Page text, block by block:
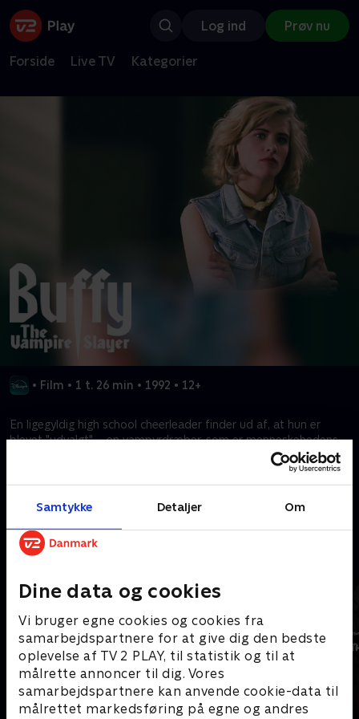
Samtykke Detaljer Om
Dine data og cookies
Vi bruger egne cookies og cookies fra
samarbejdspartnere for at give dig den bedste
oplevelse af TV 2 PLAY, til statistik og til at
målrette annoncer til dig. Vores
samarbejdspartnere kan anvende cookie-data til
målrettet markedsføring på egne og andres
Log ind Prøv nu
Forside Live TV Kategorier
• Film • 1 t. 26 min • 1992 • 12+
En ligegyldig high school cheerleader finder ud af, at hun er
blevet "udvalgt" – en vampyrdræber, som er menneskehedens
Kræver tilkøb
Mere indhold fra Disney+